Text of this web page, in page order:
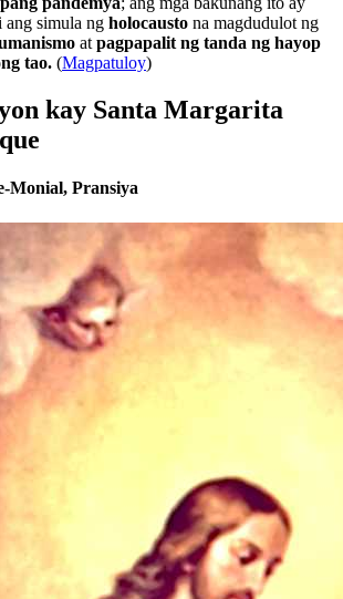
simula ng holocausto na magdudulot ng
at pagpapalit ng tanda ng hayop
tao. (Magpatuloy)
kay Santa Margarita
Monial, Pransiya